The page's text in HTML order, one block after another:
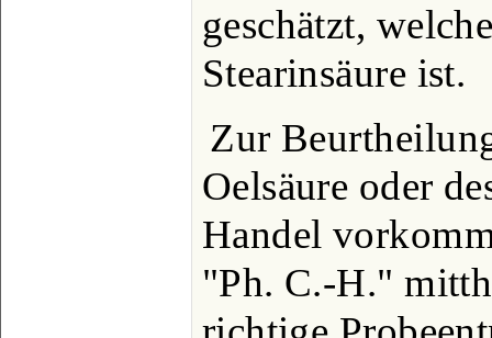
geschätzt,
Stearinsäure ist.
Zur
Oelsäure oder
Handel
"Ph. C.-H."